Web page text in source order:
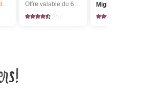
Offre valable du 6.8 au 12.8.2026, jusqu’à
Offre valable du 6.8 au 12.8.2026, jusqu’à épuisement du stock.
Migros